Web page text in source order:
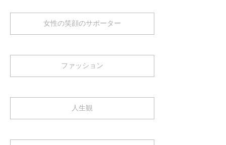
女性の笑顔のサポーター
ファッション
人生観